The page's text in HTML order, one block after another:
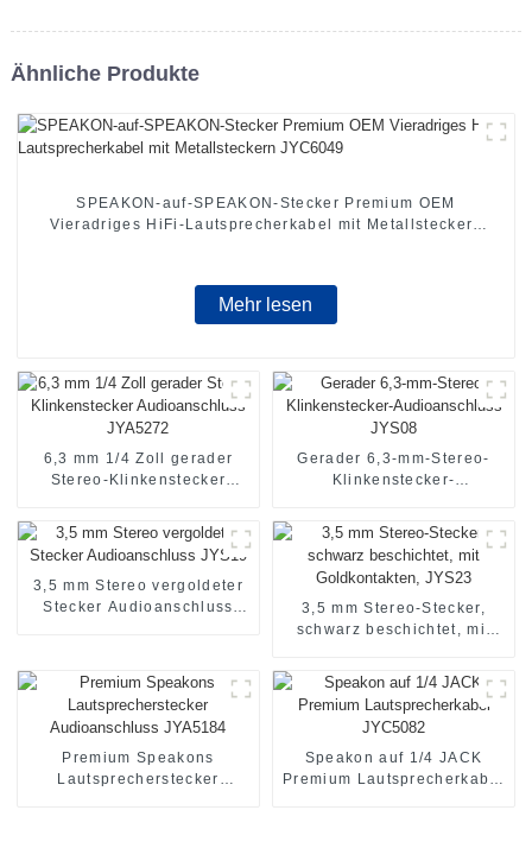
Ähnliche Produkte
SPEAKON-auf-SPEAKON-Stecker Premium OEM
Vieradriges HiFi-Lautsprecherkabel mit Metallsteckern
Mehr lesen
6,3 mm 1/4 Zoll gerader
Stereo-Klinkenstecker
Gerader 6,3-mm-Stereo-
Klinkenstecker-
3,5 mm Stereo vergoldeter
Stecker Audioanschluss
3,5 mm Stereo-Stecker,
schwarz beschichtet, mit
Premium Speakons
Lautsprecherstecker
Speakon auf 1/4 JACK
Premium Lautsprecherkabel